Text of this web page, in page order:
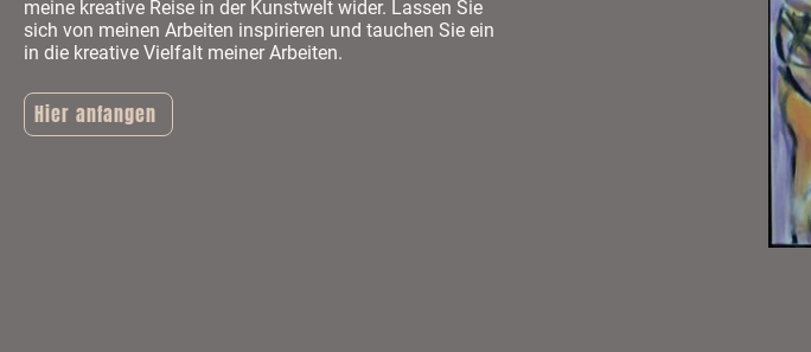
meine kreative Reise in der Kunstwelt wider. Lassen Sie
sich von meinen Arbeiten inspirieren und tauchen Sie ein
in die kreative Vielfalt meiner Arbeiten.
Hier anfangen